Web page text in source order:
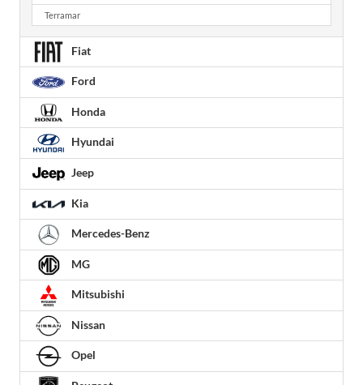
Terramar
Fiat
Ford
Honda
Hyundai
Jeep
Kia
Mercedes-Benz
MG
Mitsubishi
Nissan
Opel